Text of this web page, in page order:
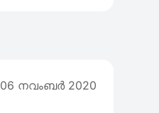
06 നവംബര്‍ 2020